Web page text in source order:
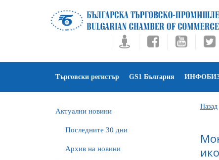
Търговски регистър GS1 България
Актуални новини
Последните 30 дни
Архив на новини
Назад